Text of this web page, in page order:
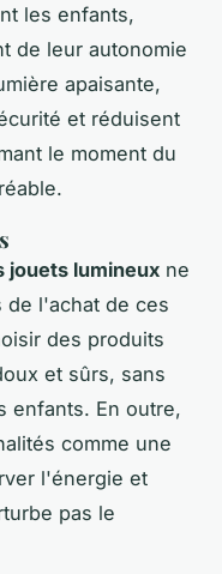
les enfants,
de leur autonomie
apaisante,
et réduisent
le moment du
jouets lumineux ne
de l'achat de ces
des produits
et sûrs, sans
enfants. En outre,
comme une
l'énergie et
pas le